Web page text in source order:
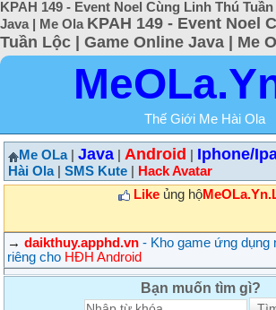
KPAH 149 - Event Noel Cùng Linh Thú
Java | Me Ola KPAH 149 - Event Noel
Tuần Lộc | Game Online Java | Me
Thế Giới Me Hài Ola
Me OLa| Java Android Iphone/
Hài Ola| SMS Kute
Hack Avatar
Likeủng hộ
→ daikthuy.apphd.vn - Kho game ứng dụng
riêng cho HĐH Android
Bạn muốn tìm gì?